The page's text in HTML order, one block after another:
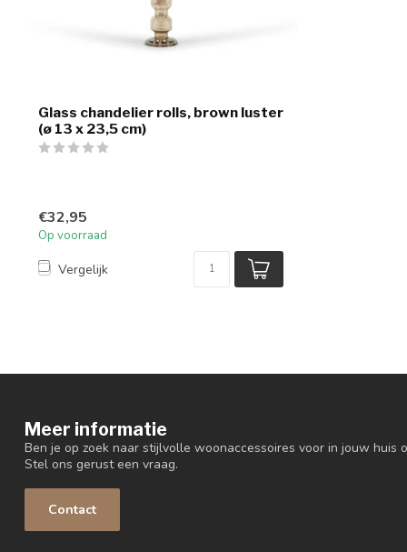
Glass chandelier rolls, brown luster
(ø 13 x 23,5 cm)
€32,95
Op voorraad
Vergelijk
Meer informatie
Ben je op zoek naar stijlvolle woonaccessoires voor in jouw huis
Stel ons gerust een vraag.
Contact